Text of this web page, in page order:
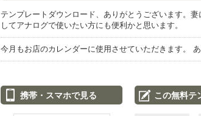
テンプレートダウンロード、ありがとうございます。
してアナログで使いたい方にも便利かと思います。
今月もお店のカレンダーに使用させていただきます。 あ
携帯・スマホで見る この無料テ